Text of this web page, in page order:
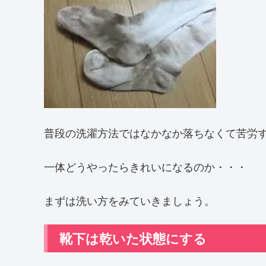
普段の洗濯方法ではなかなか落ちなくて苦労す
一体どうやったらきれいになるのか・・・
まずは洗い方をみていきましょう。
靴下は乾いた状態にする